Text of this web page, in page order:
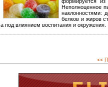
Неполноценное
наклонностями:
белков и жиров
а под влиянием воспитания и окружения.
<<